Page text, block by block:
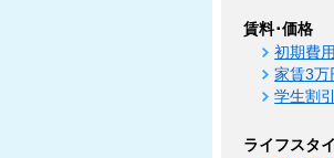
賃料･価格
初期費
家賃3万
学生割
ライフスタ